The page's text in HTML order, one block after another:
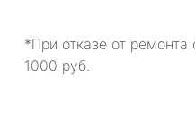
*При отказе от ремонта
1000 руб.